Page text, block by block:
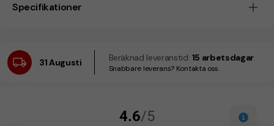
Specifikationer
31 Augusti Beräknad leveranstid: 15 arbetsdagar
Snabbare leverans? Kontakta oss.